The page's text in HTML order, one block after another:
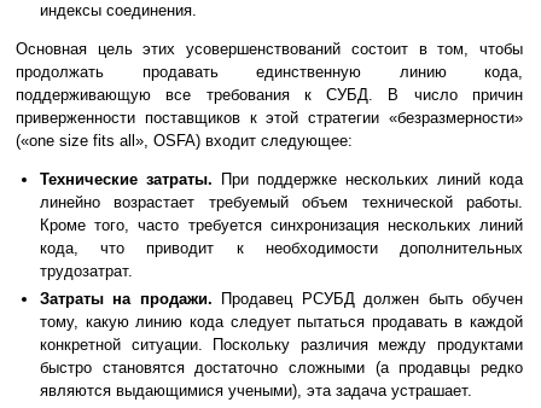
индексы соединения.
Основная цель этих усовершенствований состоит в том, чтобы
продолжать продавать единственную линию кода,
поддерживающую все требования к СУБД. В число причин
приверженности поставщиков к этой стратегии «безразмерности»
(«one size fits all», OSFA) входит следующее:
Технические затраты. При поддержке нескольких линий кода
линейно возрастает требуемый объем технической работы.
Кроме того, часто требуется синхронизация нескольких линий
кода, что приводит к необходимости дополнительных
трудозатрат.
Затраты на продажи. Продавец РСУБД должен быть обучен
тому, какую линию кода следует пытаться продавать в каждой
конкретной ситуации. Поскольку различия между продуктами
быстро становятся достаточно сложными (а продавцы редко
являются выдающимися учеными), эта задача устрашает.